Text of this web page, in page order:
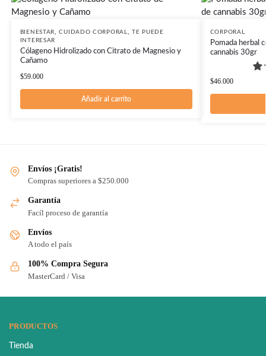
BIENESTAR ,CUIDADO CORPORAL ,TE PUEDE
INTERESAR
Cólageno Hidrolizado con Citrato de Magnesio y
Cañamo
$59.000
Añadir al carrito
CORPORAL
Pomada herbal
cannabis 30gr
$46.000
Envíos ¡Gratis!
Compras superiores a $250.000
Garantía
Facíl proceso de garantía
Envíos
A todo el país
100% Compra Segura
MasterCard / Visa
PRODUCTOS
Tienda